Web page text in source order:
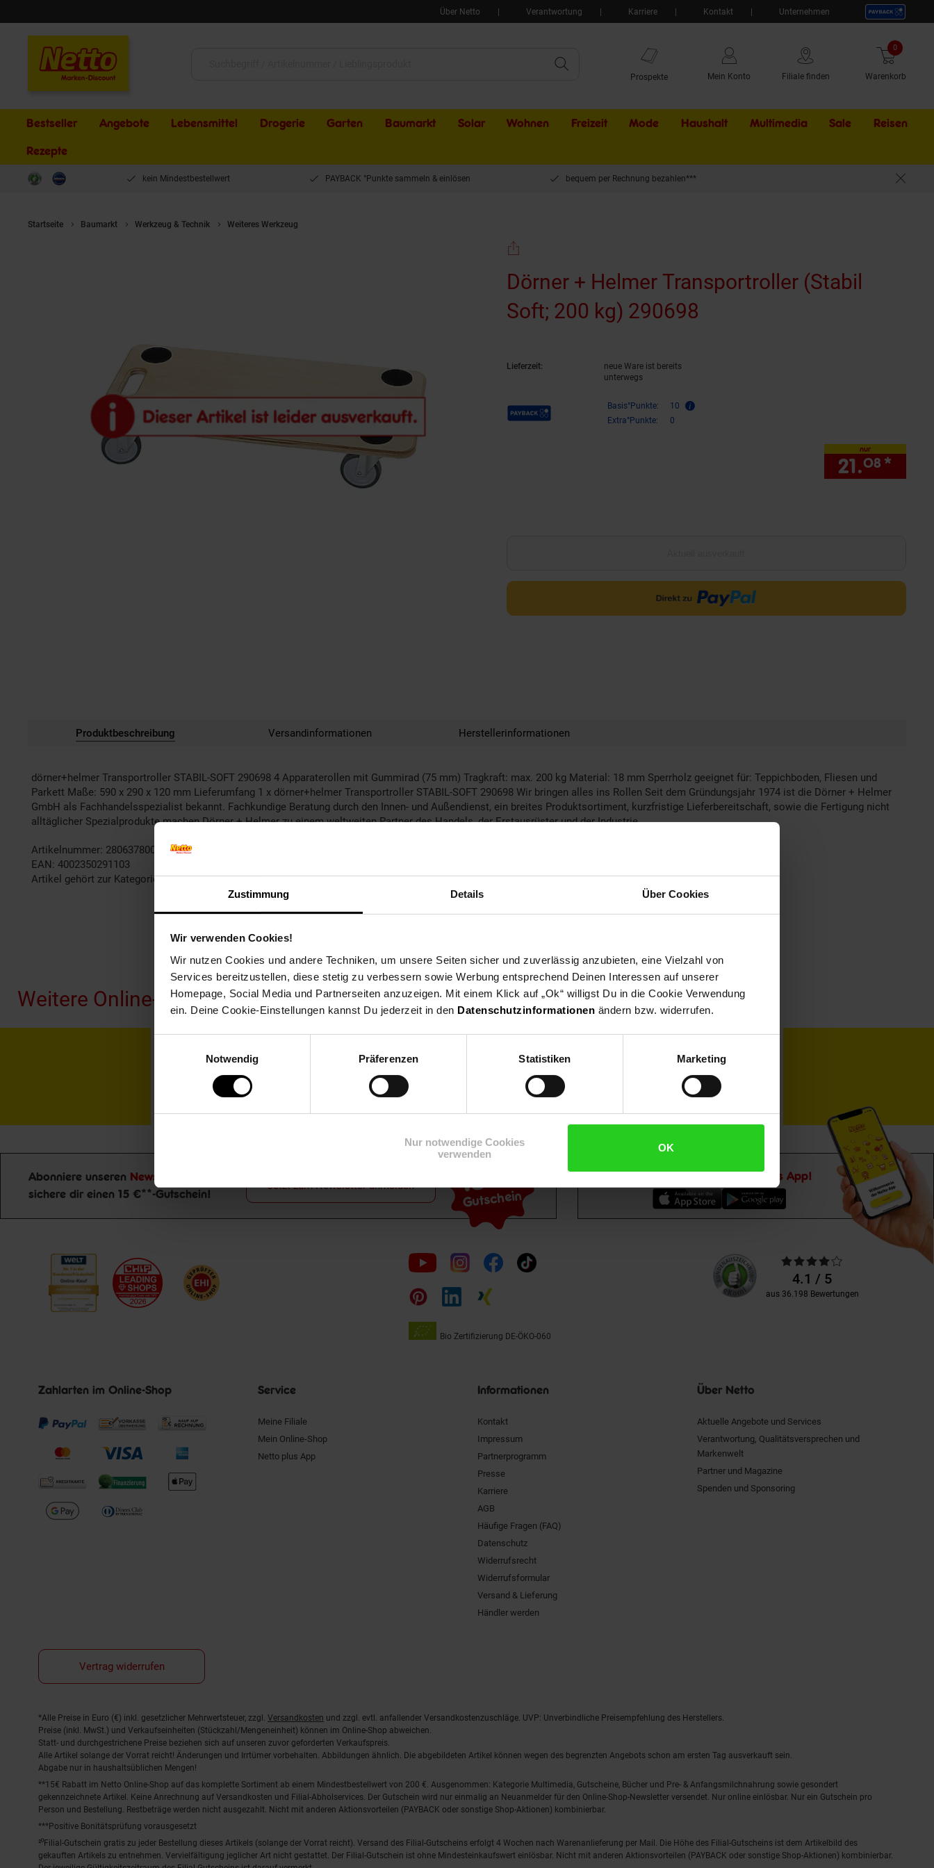
Zustimmung Details Über Cookies
Wir verwenden Cookies!
Wir nutzen Cookies und andere Techniken, um unsere Seiten sicher und zuverlässig anzubieten, eine Vielzahl von
Services bereitzustellen, diese stetig zu verbessern sowie Werbung entsprechend Deinen Interessen auf unserer
Homepage, Social Media und Partnerseiten anzuzeigen. Mit einem Klick auf „Ok“ willigst Du in die Cookie Verwendung
ein. Deine Cookie-Einstellungen kannst Du jederzeit in den Datenschutzinformationen ändern bzw. widerrufen.
Notwendig
Präferenzen Statistiken Marketing
Nur notwendige Cookies
verwenden
OK
Über Netto Verantwortung Karriere Kontakt Unternehmen
Prospekte Mein Konto Filiale finden Warenkorb
0 Artikel
Bestseller Angebote Lebensmittel Drogerie Garten Baumarkt Solar Wohnen Freizeit Mode Haushalt Multimedia Sale Externer
Reisen
Rezepte
kein Mindestbestellwert PAYBACK °Punkte sammeln & einlösen bequem per Rechnung bezahlen***
Startseite Baumarkt Werkzeug & Technik Weiteres Werkzeug
Dörner + Helmer Transportroller (Stabil
Soft; 200 kg) 290698
Lieferzeit:
neue Ware ist bereits
unterwegs
Payback Punkte Basis°Punkte:
10
Extra°Punkte:
0
nur
21.08 *
Produktbeschreibung Versandinformationen Herstellerinformationen
dörner+helmer Transportroller STABIL-SOFT 290698 4 Apparaterollen mit Gummirad (75 mm) Tragkraft: max. 200 kg Material: 18 mm Sperrholz geeignet für: Teppichboden, Fliesen und
Parkett Maße: 590 x 290 x 120 mm Lieferumfang 1 x dörner+helmer Transportroller STABIL-SOFT 290698 Wir bringen alles ins Rollen Seit dem Gründungsjahr 1974 ist die Dörner + Helmer
GmbH als Fachhandelsspezialist bekannt. Fachkundige Beratung durch den Innen- und Außendienst, ein breites Produktsortiment, kurzfristige Lieferbereitschaft, sowie die Fertigung nicht
alltäglicher Spezialprodukte machen Dörner + Helmer zu einem weltweiten Partner des Handels, der Erstausrüster und der Industrie.
Artikelnummer: 2806378000
EAN: 4002350291103
Artikel gehört zur Kategorie:Weiteres Werkzeug
Weitere Online-Angebote
Newsletter Anmeldung
Abonniere unseren Newsletter
sichere dir einen 15 €**-Gutschein!
15€
Gutschein
Jetzt zum Newsletter anmelden
Downloade dieNetto plus App!
Folge
uns
auf
Bio Zertifizierung DE-ÖKO-060
Unsere
Kundenbewertungen
Durchschnittliche
Bewertungen4.1 / 5
aus 36.198 Bewertungen
Zahlarten im Online-Shop Service
Meine Filiale
Mein Online-Shop
Netto plus App
Informationen
Kontakt
Impressum
Partnerprogramm
Presse
Karriere
AGB
Häufige Fragen (FAQ)
Datenschutz
Widerrufsrecht
Widerrufsformular
Versand & Lieferung
Händler werden
Über Netto
Aktuelle Angebote und Services
Verantwortung, Qualitätsversprechen und
Markenwelt
Partner und Magazine
Spenden und Sponsoring
Vertrag widerrufen
Fußnoten
*Alle Preise in Euro (€) inkl. gesetzlicher Mehrwertsteuer, zzgl. Versandkosten und zzgl. evtl. anfallender Versandkostenzuschläge. UVP: Unverbindliche Preisempfehlung des Herstellers.
Preise (inkl. MwSt.) und Verkaufseinheiten (Stückzahl/Mengeneinheit) können im Online-Shop abweichen.
Statt- und durchgestrichene Preise beziehen sich auf unseren zuvor geforderten Verkaufspreis.
Alle Artikel solange der Vorrat reicht! Änderungen und Irrtümer vorbehalten. Abbildungen ähnlich. Die abgebildeten Artikel können wegen des begrenzten Angebots schon am ersten Tag ausverkauft sein.
Abgabe nur in haushaltsüblichen Mengen!
**15€ Rabatt im Netto Online-Shop auf das komplette Sortiment ab einem Mindestbestellwert von 200 €. Ausgenommen: Kategorie Multimedia, Gutscheine, Bücher und Pre- & Anfangsmilchnahrung sowie gesondert
gekennzeichnete Artikel. Keine Anrechnung auf Versandkosten und Filial-Abholservices. Der Gutschein wird nur einmalig an Neuanmelder für den Online-Shop-Newsletter versendet. Nur online einlösbar. Nur ein Gutschein pro
Person und Bestellung. Restbeträge werden nicht ausgezahlt. Nicht mit anderen Aktionsvorteilen (PAYBACK oder sonstige Shop-Aktionen) kombinierbar.
***Positive Bonitätsprüfung vorausgesetzt
²⁰Filial-Gutschein gratis zu jeder Bestellung dieses Artikels (solange der Vorrat reicht). Versand des Filial-Gutscheins erfolgt 4 Wochen nach Warenanlieferung per Mail. Die Höhe des Filial-Gutscheins ist dem Artikelbild des
gekauften Artikels zu entnehmen. Vervielfältigung jeglicher Art nicht gestattet. Der Filial-Gutschein ist ohne Mindesteinkaufswert einlösbar. Nicht mit anderen Aktionsvorteilen (PAYBACK oder sonstige Shop-Aktionen) kombinierbar.